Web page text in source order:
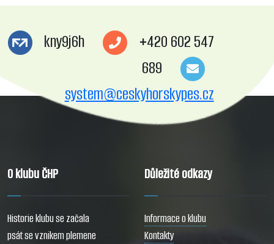
kny9j6h
+420 602 547
689
system@ceskyhorskypes.cz
O klubu ČHP
Historie klubu se začala
psát se vznikem plemene
Důležité odkazy
Informace o klubu
Kontakty